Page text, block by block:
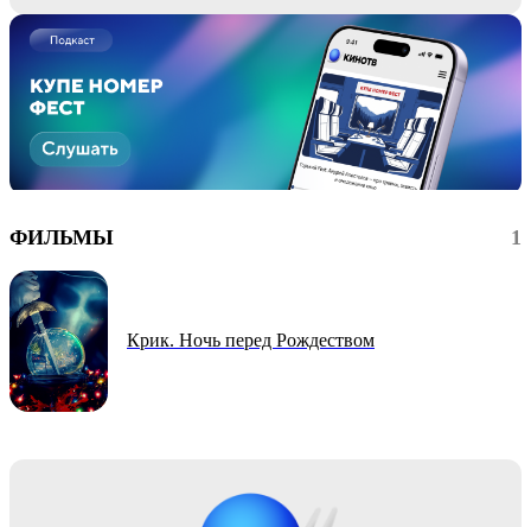
ФИЛЬМЫ 1
Крик. Ночь перед Рождеством